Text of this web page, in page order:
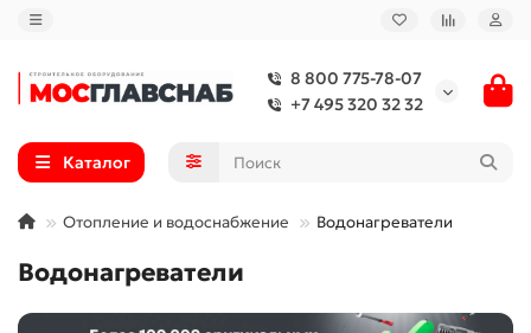
8 800 775-78-07
+7 495 320 32 32
Каталог
Отопление и водоснабжение Водонагреватели
Водонагреватели